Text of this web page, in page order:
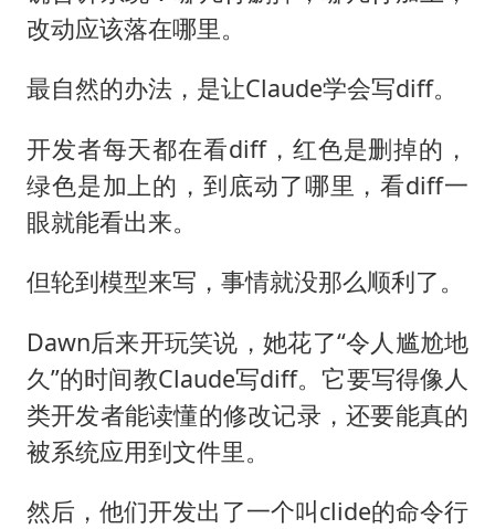
改动应该落在哪里。
最自然的办法，是让Claude学会写diff。
开发者每天都在看diff，红色是删掉的，
绿色是加上的，到底动了哪里，看diff一
眼就能看出来。
但轮到模型来写，事情就没那么顺利了。
Dawn后来开玩笑说，她花了“令人尴尬地
久”的时间教Claude写diff。它要写得像人
类开发者能读懂的修改记录，还要能真的
被系统应用到文件里。
然后，他们开发出了一个叫clide的命令行